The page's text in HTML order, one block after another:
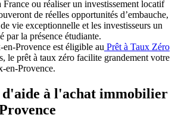
France ou réaliser un investissement locatif
de réelles opportunités d’embauche,
vie exceptionnelle et les investisseurs un
par la présence étudiante.
Provence est éligible au Prêt à Taux Zéro
le prêt à taux zéro facilite grandement votre
en-Provence.
d'aide à l'achat immobilier